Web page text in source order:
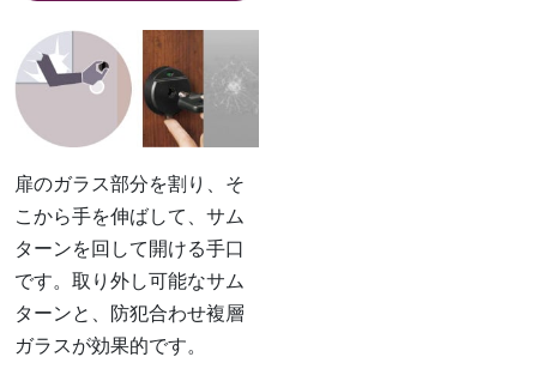
扉のガラス部分を割り、そ
こから手を伸ばして、サム
ターンを回して開ける手口
です。取り外し可能なサム
ターンと、防犯合わせ複層
ガラスが効果的です。